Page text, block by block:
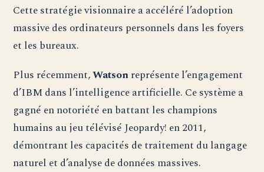
Cette stratégie visionnaire a accéléré l’adoption
massive des ordinateurs personnels dans les foyers
et les bureaux.
Plus récemment,Watsonreprésente l’engagement
d’IBM dans l’intelligence artificielle. Ce système a
gagné en notoriété en battant les champions
humains au jeu télévisé Jeopardy! en 2011,
démontrant les capacités de traitement du langage
naturel et d’analyse de données massives.